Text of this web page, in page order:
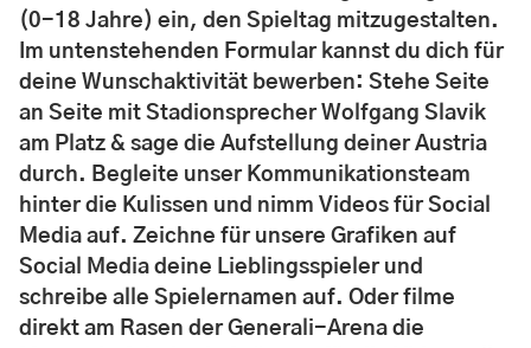
(0-18 Jahre) ein, den Spieltag mitzugestalten.
Im untenstehenden Formular kannst du dich für
deine Wunschaktivität bewerben: Stehe Seite
an Seite mit Stadionsprecher Wolfgang Slavik
am Platz & sage die Aufstellung deiner Austria
durch. Begleite unser Kommunikationsteam
hinter die Kulissen und nimm Videos für Social
Media auf. Zeichne für unsere Grafiken auf
Social Media deine Lieblingsspieler und
schreibe alle Spielernamen auf. Oder filme
direkt am Rasen der Generali-Arena die